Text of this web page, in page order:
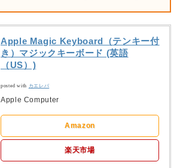
Apple Magic Keyboard（テンキー付
き）マジックキーボード (英語
（US）)
posted with カエレバ
Apple Computer
Amazon
楽天市場